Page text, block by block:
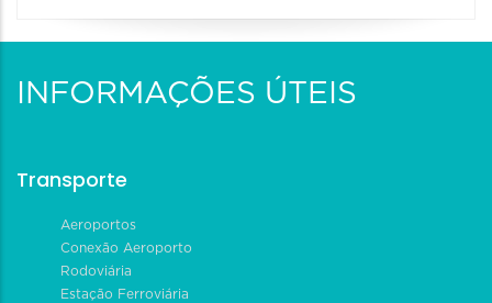
INFORMAÇÕES ÚTEIS
Transporte
Aeroportos
Conexão Aeroporto
Rodoviária
Estação Ferroviária